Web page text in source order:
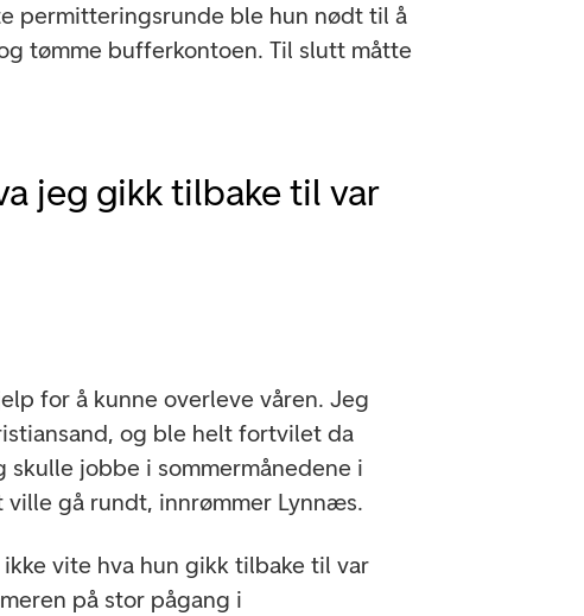
permitteringsrunde ble hun nødt til å
tømme bufferkontoen. Til slutt måtte
jeg gikk tilbake til var
for å kunne overleve våren. Jeg
og ble helt fortvilet da
jobbe i sommermånedene i
gå rundt, innrømmer Lynnæs.
vite hva hun gikk tilbake til var
på stor pågang i